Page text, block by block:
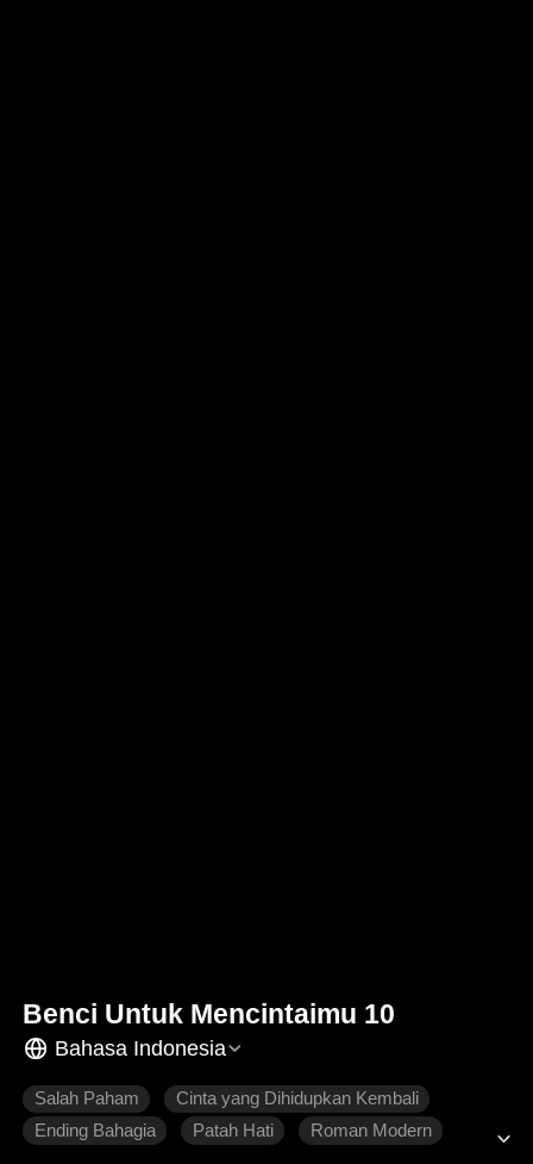
Benci Untuk Mencintaimu 10
Bahasa Indonesia
Salah Paham
Cinta yang Dihidupkan Kembali
Ending Bahagia
Patah Hati Roman Modern